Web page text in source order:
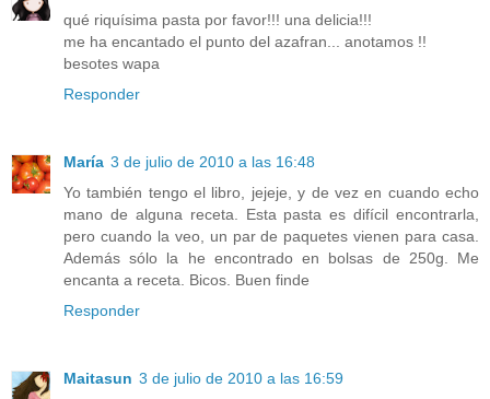
qué riquísima pasta por favor!!! una delicia!!!
me ha encantado el punto del azafran... anotamos !!
besotes wapa
Responder
María 3 de julio de 2010 a las 16:48
Yo también tengo el libro, jejeje, y de vez en cuando echo
mano de alguna receta. Esta pasta es difícil encontrarla,
pero cuando la veo, un par de paquetes vienen para casa.
Además sólo la he encontrado en bolsas de 250g. Me
encanta a receta. Bicos. Buen finde
Responder
Maitasun 3 de julio de 2010 a las 16:59